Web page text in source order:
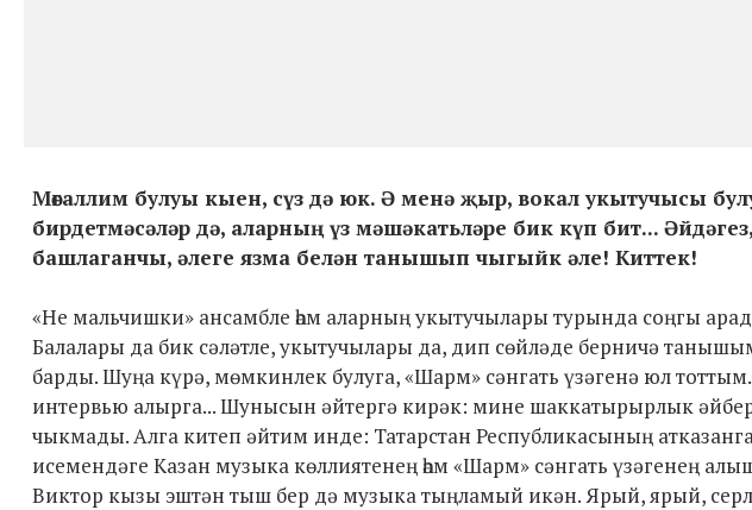
Мөгаллим булуы кыен, сүз дә юк. Ә менә җыр, вокал укытучысы
бирдетмәсәләр дә, аларның үз мәшәкатьләре бик күп бит...
башлаганчы, әлеге язма белән танышып чыгыйк әле! Киттек!
«Не мальчишки» ансамбле һәм аларның укытучылары турында соңгы
Балалары да бик сәләтле, укытучылары да, дип сөйләде берничә
барды. Шуңа күрә, мөмкинлек булуга, «Шарм» сәнгать үзәгенә юл
интервью алырга... Шунысын әйтергә кирәк: мине шаккатырырлык
чыкмады. Алга китеп әйтим инде: Татарстан Республикасының
исемендәге Казан музыка көллиятенең һәм «Шарм» сәнгать үзәгенең
Виктор кызы эштән тыш бер дә музыка тыңламый икән. Ярый, ярый,